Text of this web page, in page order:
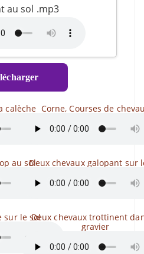
au sol .mp3
calèche
au sol
sur le sol
Corne, Courses de
Deux chevaux galopant sur
Deux chevaux trottinent
gravier